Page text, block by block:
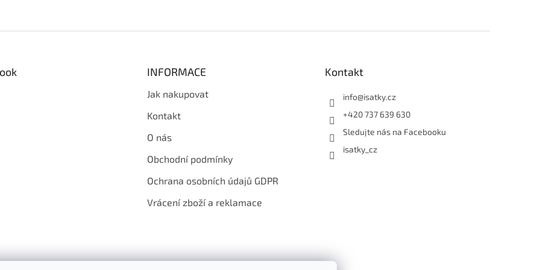
INFORMACE
Jak nakupovat
Kontakt
O nás
Obchodní podmínky
Ochrana osobních údajů GDPR
Vrácení zboží a reklamace
Kontakt
info@isatky.cz
+420 737 639 630
Sledujte nás na Facebooku
isatky_cz